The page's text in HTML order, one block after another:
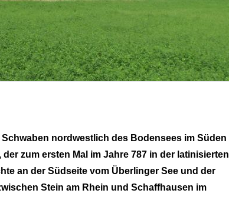
nordwestlich des Bodensees im Süden
zum ersten Mal im Jahre 787 in der latinisierten
an der Südseite vom Überlinger See und der
Stein am Rhein und Schaffhausen im